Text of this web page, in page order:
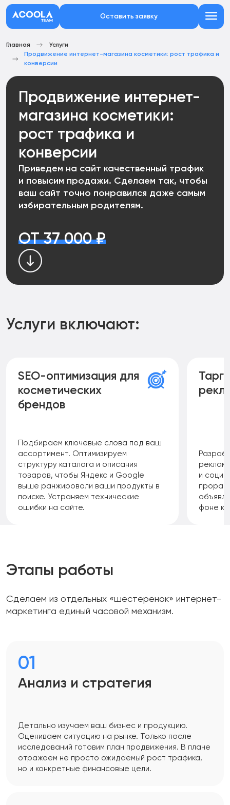
Оставить заявку
Главная
Услуги
Продвижение интернет-магазина косметики: рост трафика и
конверсии
Продвижение интернет-
магазина косметики:
рост трафика и
конверсии
Приведем на сайт качественный трафик
и повысим продажи. Сделаем так, чтобы
ваш сайт точно понравился даже самым
избирательным родителям.
ОТ 37 000 ₽
Услуги включают:
SEO-оптимизация для
косметических
брендов
Подбираем ключевые слова под ваш
ассортимент. Оптимизируем
структуру каталога и описания
товаров, чтобы Яндекс и Google
выше ранжировали ваши продукты в
поиске. Устраняем технические
ошибки на сайте.
и
фоне
Этапы работы
Сделаем из отдельных «шестеренок» интернет-
маркетинга единый часовой механизм.
01
Анализ и стратегия
Детально изучаем ваш бизнес и продукцию.
Оцениваем ситуацию на рынке. Только после
исследований готовим план продвижения. В плане
отражаем не просто ожидаемый рост трафика,
но и конкретные финансовые цели.